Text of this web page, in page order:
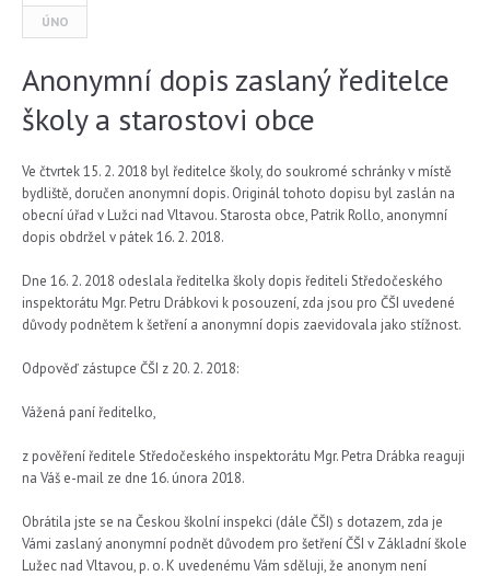
ÚNO
Anonymní dopis zaslaný ředitelce
školy a starostovi obce
Ve čtvrtek 15. 2. 2018 byl ředitelce školy, do soukromé schránky v místě
bydliště, doručen anonymní dopis. Originál tohoto dopisu byl zaslán na
obecní úřad v Lužci nad Vltavou. Starosta obce, Patrik Rollo, anonymní
dopis obdržel v pátek 16. 2. 2018.
Dne 16. 2. 2018 odeslala ředitelka školy dopis řediteli Středočeského
inspektorátu Mgr. Petru Drábkovi k posouzení, zda jsou pro ČŠI uvedené
důvody podnětem k šetření a anonymní dopis zaevidovala jako stížnost.
Odpověď zástupce ČŠI z 20. 2. 2018:
Vážená paní ředitelko,
z pověření ředitele Středočeského inspektorátu Mgr. Petra Drábka reaguji
na Váš e-mail ze dne 16. února 2018.
Obrátila jste se na Českou školní inspekci (dále ČŠI) s dotazem, zda je
Vámi zaslaný anonymní podnět důvodem pro šetření ČŠI v Základní škole
Lužec nad Vltavou, p. o. K uvedenému Vám sděluji, že anonym není